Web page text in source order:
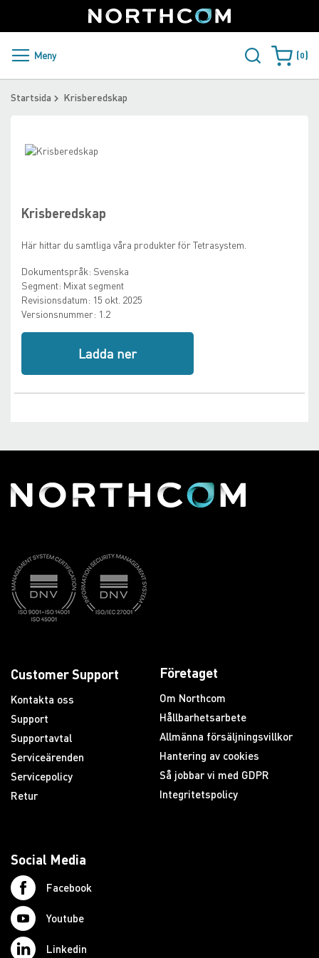
to
Content
Sweden
PRODUKTER OCH LÖSNINGAR
ÅTERFÖRSÄLJARE
Meny Varukorgen
0
Startsida Krisberedskap
Krisberedskap
Här hittar du samtliga våra produkter för Tetrasystem.
Dokumentspråk: Svenska
Segment: Mixat segment
Revisionsdatum: 15 okt. 2025
Versionsnummer: 1.2
Ladda ner
Skip
of
the
gallery
beginning
of
images
Customer Support
Kontakta oss
Support
Supportavtal
Serviceärenden
Servicepolicy
Retur
Företaget
Om Northcom
Hållbarhetsarbete
Allmänna försäljningsvillkor
Hantering av cookies
Så jobbar vi med GDPR
Integritetspolicy
Social Media
Facebook
Youtube
Linkedin